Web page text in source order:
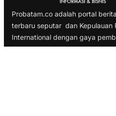
Probatam.co adalah portal
terbaru seputar dan Kepulauan
International dengan gaya
dan terpercaya